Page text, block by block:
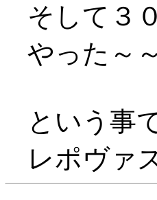
そして３
やった～
という事
レポヴァ